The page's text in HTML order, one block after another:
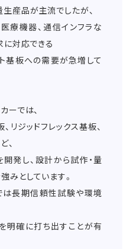
産品が主流でしたが、
療機器、通信インフラな
対応できる
基板への需要が急増して
ーでは、
リジッドフレックス基板、
、
発し、設計から試作・量
みとしています。
は長期信頼性試験や環境
明確に打ち出すことが有